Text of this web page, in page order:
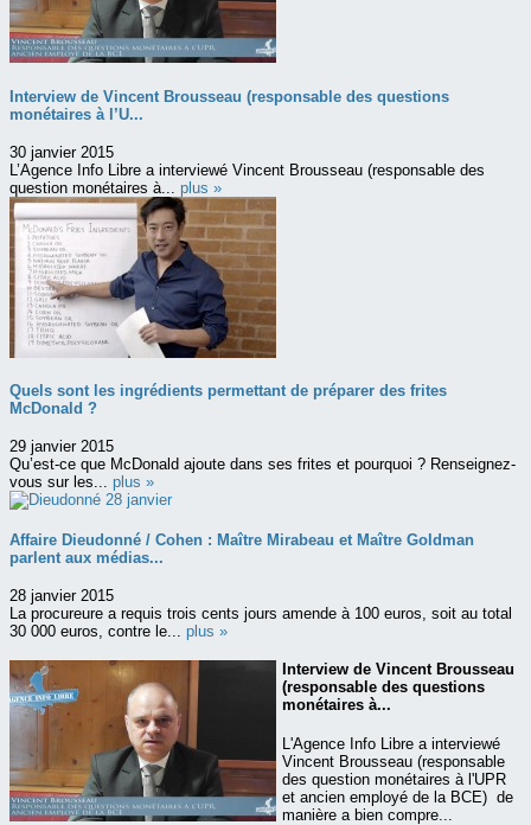
Interview de Vincent Brousseau (responsable des questions
monétaires à l’U...
30 janvier 2015
L’Agence Info Libre a interviewé Vincent Brousseau (responsable des
question monétaires à... plus »
Quels sont les ingrédients permettant de préparer des frites
McDonald ?
29 janvier 2015
Qu’est-ce que McDonald ajoute dans ses frites et pourquoi ? Renseignez-
vous sur les... plus »
Affaire Dieudonné / Cohen : Maître Mirabeau et Maître Goldman
parlent aux médias...
28 janvier 2015
La procureure a requis trois cents jours amende à 100 euros, soit au total
30 000 euros, contre le... plus »
Interview de Vincent Brousseau
(responsable des questions
monétaires à...
L'Agence Info Libre a interviewé
Vincent Brousseau (responsable
des question monétaires à l'UPR
et ancien employé de la BCE) de
manière a bien compre...